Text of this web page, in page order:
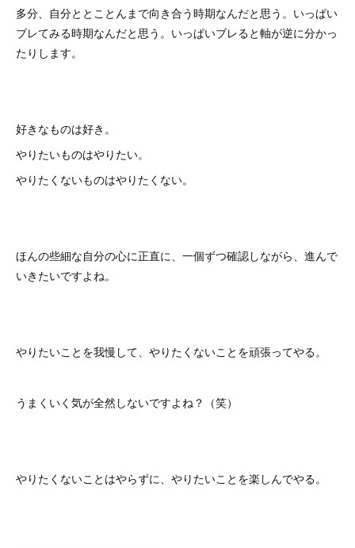
多分、自分ととことんまで向き合う時期なんだと思う。いっぱい
ブレてみる時期なんだと思う。いっぱいブレると軸が逆に分かっ
たりします。
好きなものは好き。
やりたいものはやりたい。
やりたくないものはやりたくない。
ほんの些細な自分の心に正直に、一個ずつ確認しながら、進んで
いきたいですよね。
やりたいことを我慢して、やりたくないことを頑張ってやる。
うまくいく気が全然しないですよね？（笑）
やりたくないことはやらずに、やりたいことを楽しんでやる。